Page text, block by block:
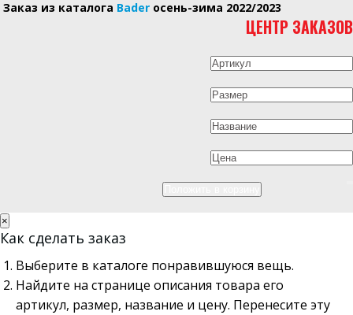
Заказ из каталога Bader осень-зима 2022/2023
ЦЕНТР ЗАКАЗОВ
×
Как сделать заказ
Выберите в каталоге понравившуюся вещь.
Найдите на странице описания товара его
артикул, размер, название и цену. Перенесите эту